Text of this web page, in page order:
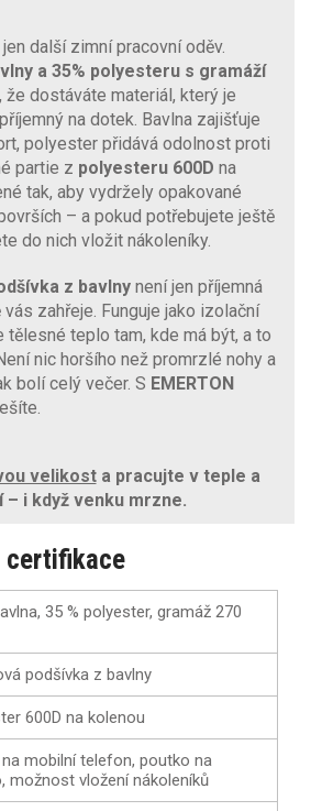
další zimní pracovní oděv.
a 35% polyesteru s gramáží
že dostáváte materiál, který je
na dotek. Bavlna zajišťuje
polyester přidává odolnost proti
partie z polyesteru 600D na
tak, aby vydržely opakované
– a pokud potřebujete ještě
do nich vložit nákoleníky.
z bavlny není jen příjemná
zahřeje. Funguje jako izolační
tělesné teplo tam, kde má být, a to
nic horšího než promrzlé nohy a
bolí celý večer. S EMERTON
velikosta pracujte v teple a
– i když venku mrzne.
certifikace
35 % polyester, gramáž 270
podšívka z bavlny
600D na kolenou
mobilní telefon, poutko na
možnost vložení nákoleníků